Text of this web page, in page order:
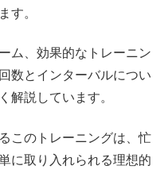
す。
ム、効果的なトレーニン
数とインターバルについ
解説しています。
このトレーニングは、忙
に取り入れられる理想的